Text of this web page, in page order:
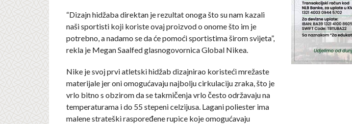
“Dizajn hidžaba direktan je rezultat onoga što su nam kazali
naši sportisti koji koriste ovaj proizvod o onome što im je
potrebno, a nadamo se da će pomoći sportistima širom svijeta”,
rekla je Megan Saalfed glasnogovornica Global Nikea.
Nike je svoj prvi atletski hidžab dizajnirao koristeći mrežaste
materijale jer oni omogućavaju najbolju cirkulaciju zraka, što je
vrlo bitno s obzirom da se takmičenja vrlo često održavaju na
temperaturama i do 55 stepeni celzijusa. Lagani poliester ima
malene strateški raspoređene rupice koje omogućavaju